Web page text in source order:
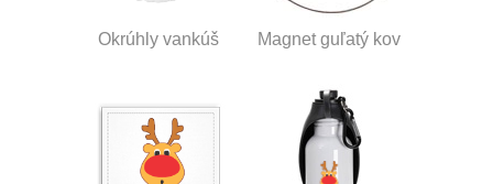
Okrúhly vankúš Magnet guľatý kov